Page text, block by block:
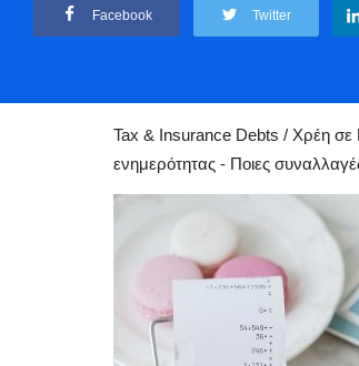
Facebook Twitter
Tax & Insurance Debts / Χρέη σε
ενημερότητας - Ποιες